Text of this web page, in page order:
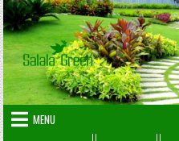
Skip
to
content
MENU